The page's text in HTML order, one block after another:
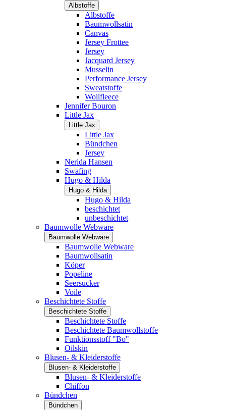
Albstoffe
Albstoffe
Baumwollsatin
Canvas
Jersey Frottee
Jersey
Jacquard Jersey
Musselin
Performance Jersey
Sweatstoffe
Wollfleece
Jennifer Bouron
Little Jax
Little Jax
Little Jax
Bündchen
Jersey
Nerida Hansen
Swafing
Hugo & Hilda
Hugo & Hilda
Hugo & Hilda
beschichtet
unbeschichtet
Baumwolle Webware
Baumwolle Webware
Baumwolle Webware
Baumwollsatin
Köper
Popeline
Seersucker
Voile
Beschichtete Stoffe
Beschichtete Stoffe
Beschichtete Stoffe
Beschichtete Baumwollstoffe
Funktionsstoff "Bo"
Oilskin
Blusen- & Kleiderstoffe
Blusen- & Kleiderstoffe
Blusen- & Kleiderstoffe
Chiffon
Bündchen
Bündchen